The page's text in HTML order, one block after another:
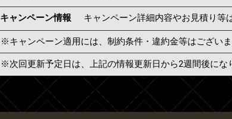
キャンペーン情報 キャンペーン詳細内容やお見積り等
※キャンペーン適用には、制約条件・違約金等はござい
※次回更新予定日は、上記の情報更新日から2週間後にな